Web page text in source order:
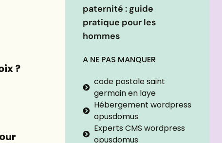
?
paternité : guide
pratique pour les
hommes
A NE PAS MANQUER
code postale saint
germain en laye
Hébergement wordpress
opusdomus
Experts CMS wordpress
opusdomus